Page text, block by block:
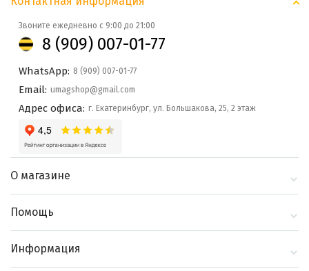
Звоните ежедневно с 9:00 до 21:00
8 (909) 007-01-77
WhatsApp: 8 (909) 007-01-77
Email: umagshop@gmail.com
Адрес офиса: г. Екатеринбург, ул. Большакова, 25, 2 этаж
О магазине
Блог
Помощь
Информация